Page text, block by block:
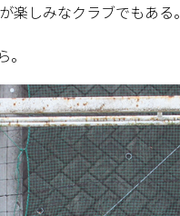
しみなクラブでもある。